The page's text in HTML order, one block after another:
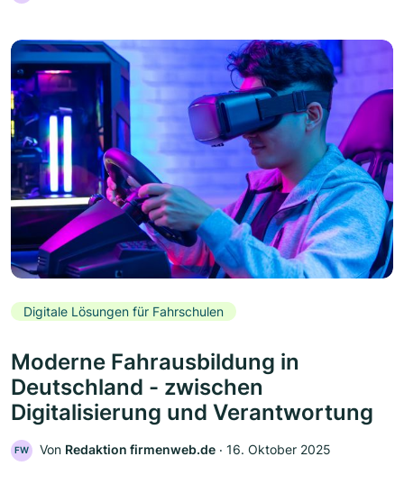
Digitale Lösungen für Fahrschulen
Moderne Fahrausbildung in
Deutschland - zwischen
Digitalisierung und Verantwortung
FW Von Redaktion firmenweb.de ‧ 16. Oktober 2025